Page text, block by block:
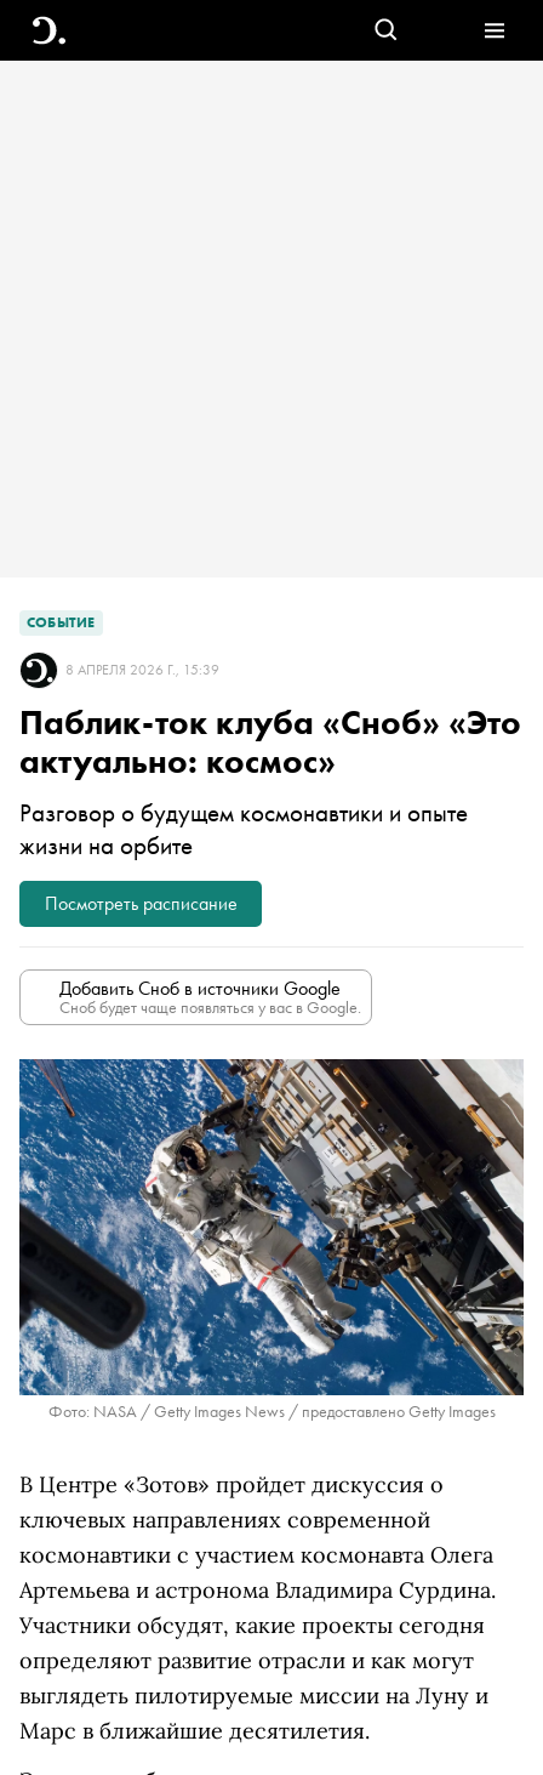
СОБЫТИЕ
8 АПРЕЛЯ 2026 Г., 15:39
Паблик-ток клуба «Сноб» «Это
актуально: космос»
Разговор о будущем космонавтики и опыте
жизни на орбите
Посмотреть расписание
Добавить Сноб в источники Google
Сноб будет чаще появляться у вас в Google.
Фото: NASA / Getty Images News / предоставлено Getty Images
В Центре «Зотов» пройдет дискуссия о
ключевых направлениях современной
космонавтики с участием космонавта Олега
Артемьева и астронома Владимира Сурдина.
Участники обсудят, какие проекты сегодня
определяют развитие отрасли и как могут
выглядеть пилотируемые миссии на Луну и
Марс в ближайшие десятилетия.